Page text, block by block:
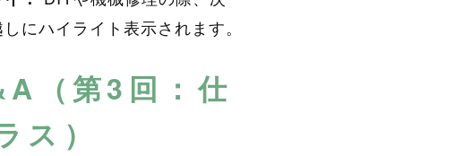
にハイライト表示されます。
（第3回：仕
ス）